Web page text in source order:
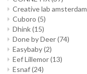
Creative lab amsterdam
Cuboro (5)
Dhink(15)
Done by Deer(74)
Easybaby(2)
Eef Lillemor(13)
Esnaf(24)